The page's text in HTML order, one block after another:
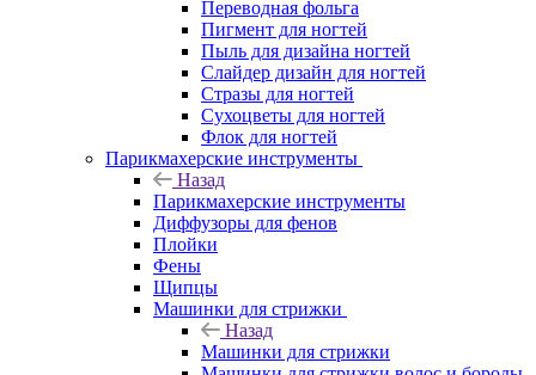
Переводная фольга
Пигмент для ногтей
Пыль для дизайна ногтей
Слайдер дизайн для ногтей
Стразы для ногтей
Сухоцветы для ногтей
Флок для ногтей
Парикмахерские инструменты
Назад
Парикмахерские инструменты
Диффузоры для фенов
Плойки
Фены
Щипцы
Машинки для стрижки
Назад
Машинки для стрижки